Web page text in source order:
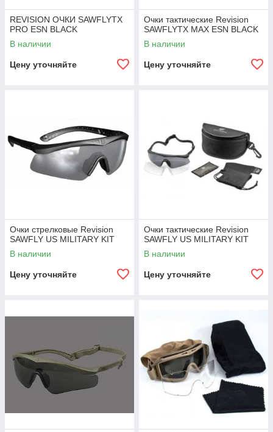
REVISION ОЧКИ SAWFLYTX
PRO ESN BLACK
В наличии
Цену уточняйте
Очки тактические Revision
SAWFLYTX MAX ESN BLACK
В наличии
Цену уточняйте
Очки стрелковые Revision
SAWFLY US MILITARY KIT
В наличии
Цену уточняйте
Очки тактические Revision
SAWFLY US MILITARY KIT
В наличии
Цену уточняйте